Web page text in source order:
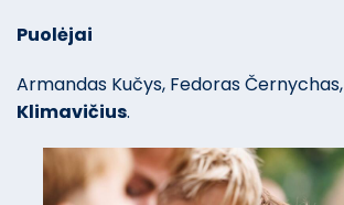
Puolėjai
Armandas Kučys, Fedoras Černychas,
Klimavičius.